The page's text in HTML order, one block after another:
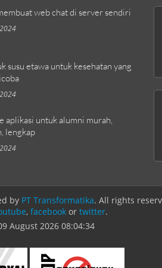
web chat di server sendiri
susu etawa untuk kesehatan yang
aplikasi untuk alumni murah,
lengkap
by PT Transformatika. All rights
, facebook or twitter.
August 2026 08:04:34